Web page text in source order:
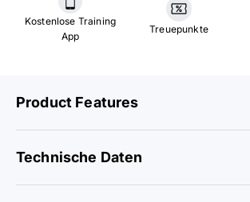
Kostenlose Training
App
Treuepunkte
Product Features
Technische Daten